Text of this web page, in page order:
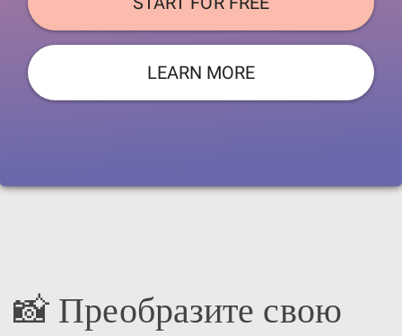
LEARN MORE
📸 Преобразите свою